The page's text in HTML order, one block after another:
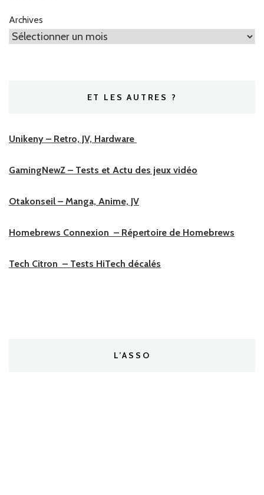
Archives
ET LES AUTRES ?
Unikeny – Retro, JV, Hardware
GamingNewZ – Tests et Actu des jeux vidéo
Otakonseil – Manga, Anime, JV
Homebrews Connexion – Répertoire de Homebrews
Tech Citron – Tests HiTech décalés
L’ASSO